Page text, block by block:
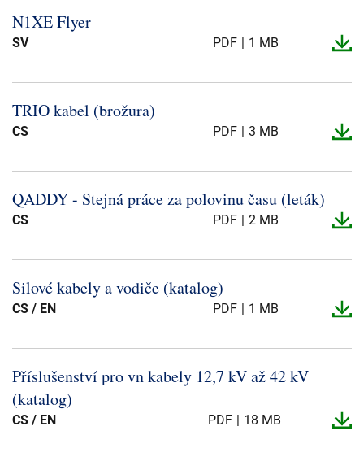
N1XE Flyer
SV PDF 1 MB
TRIO kabel (brožura)
CS PDF 3 MB
QADDY -​ Stejná práce za polovinu času (leták)
CS PDF 2 MB
Silové kabely a vodiče (katalog)
CS / EN PDF 1 MB
Příslušenství pro vn kabely 12,7 kV až 42 kV
(katalog)
CS / EN PDF 18 MB